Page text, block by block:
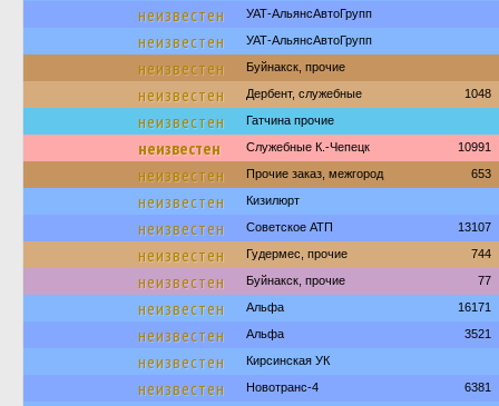
неизвестен УАТ-АльянсАвтоГрупп
неизвестен УАТ-АльянсАвтоГрупп
неизвестен Буйнакск, прочие
неизвестен Дербент, служебные 1048
неизвестен Гатчина прочие
неизвестен Служебные К.-Чепецк 10991
неизвестен Прочие заказ, межгород 653
неизвестен Кизилюрт
неизвестен Советское АТП 13107
неизвестен Гудермес, прочие 744
неизвестен Буйнакск, прочие 77
неизвестен Альфа 16171
неизвестен Альфа 3521
неизвестен Кирсинская УК
неизвестен Новотранс-4 6381